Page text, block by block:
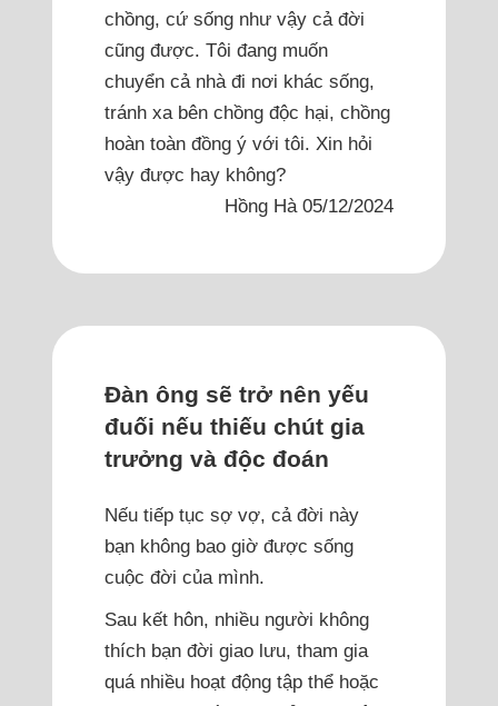
chồng, cứ sống như vậy cả đời
cũng được. Tôi đang muốn
chuyển cả nhà đi nơi khác sống,
tránh xa bên chồng độc hại, chồng
hoàn toàn đồng ý với tôi. Xin hỏi
vậy được hay không?
Hồng Hà 05/12/2024
Đàn ông sẽ trở nên yếu
đuối nếu thiếu chút gia
trưởng và độc đoán
Nếu tiếp tục sợ vợ, cả đời này
bạn không bao giờ được sống
cuộc đời của mình.
Sau kết hôn, nhiều người không
thích bạn đời giao lưu, tham gia
quá nhiều hoạt động tập thể hoặc